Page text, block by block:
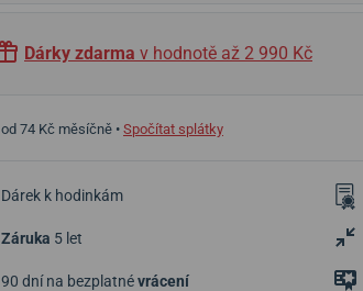
Dárky zdarma v hodnotě až 2 990 Kč
od 74 Kč měsíčně • Spočítat splátky
Dárek k hodinkám
Záruka 5 let
90 dní na bezplatnévrácení